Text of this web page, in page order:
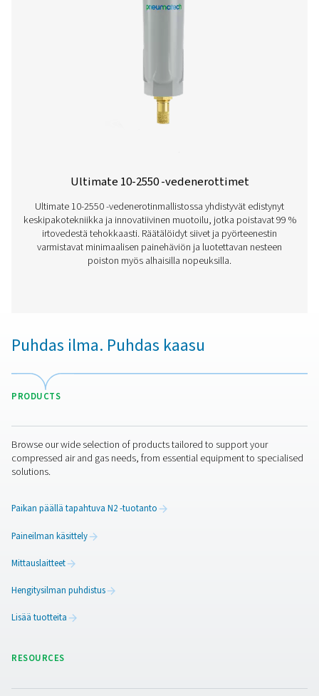
OWS 25-5300 Öljyn ja veden erottimet
ympäristöystävällisyyden. Nämä yksiköt on
virtausnopeuksille 25-5 300 litraa minuutissa, ja ne
luotettavaa suorituskykyä sekä helpon asennuksen ja
Pneumatechin WD-vesitunnistimet valvovat
ylläpitämiseksi öljyvoidelluissa ja öljyttömissä